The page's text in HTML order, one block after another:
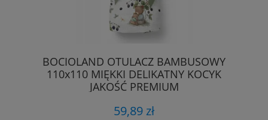
BOCIOLAND OTULACZ BAMBUSOWY
110x110 MIĘKKI DELIKATNY KOCYK
JAKOŚĆ PREMIUM
59,89 zł